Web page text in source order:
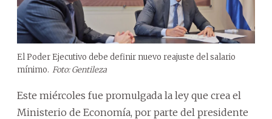
El Poder Ejecutivo debe definir nuevo reajuste del salario
mínimo. Foto: Gentileza
Este miércoles fue promulgada la ley que crea el
Ministerio de Economía, por parte del presidente